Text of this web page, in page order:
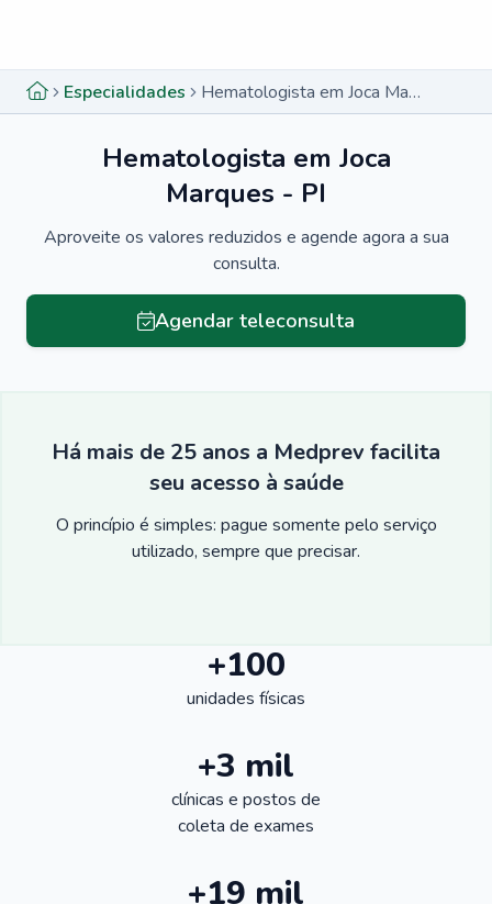
Especialidades Hematologista em Joca Marques - PI
Hematologista em Joca
Marques - PI
Aproveite os valores reduzidos e agende agora a sua
consulta.
Agendar teleconsulta
Há mais de 25 anos a Medprev facilita
seu acesso à saúde
O princípio é simples: pague somente pelo serviço
utilizado, sempre que precisar.
+100
unidades físicas
+3 mil
clínicas e postos de
coleta de exames
+19 mil